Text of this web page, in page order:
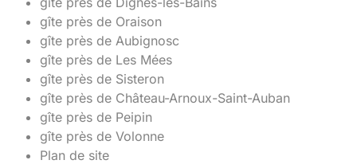
gîte près de Oraison
gîte près de Aubignosc
gîte près de Les Mées
gîte près de Sisteron
gîte près de Château-Arnoux-Saint-Auban
gîte près de Peipin
gîte près de Volonne
Plan de site